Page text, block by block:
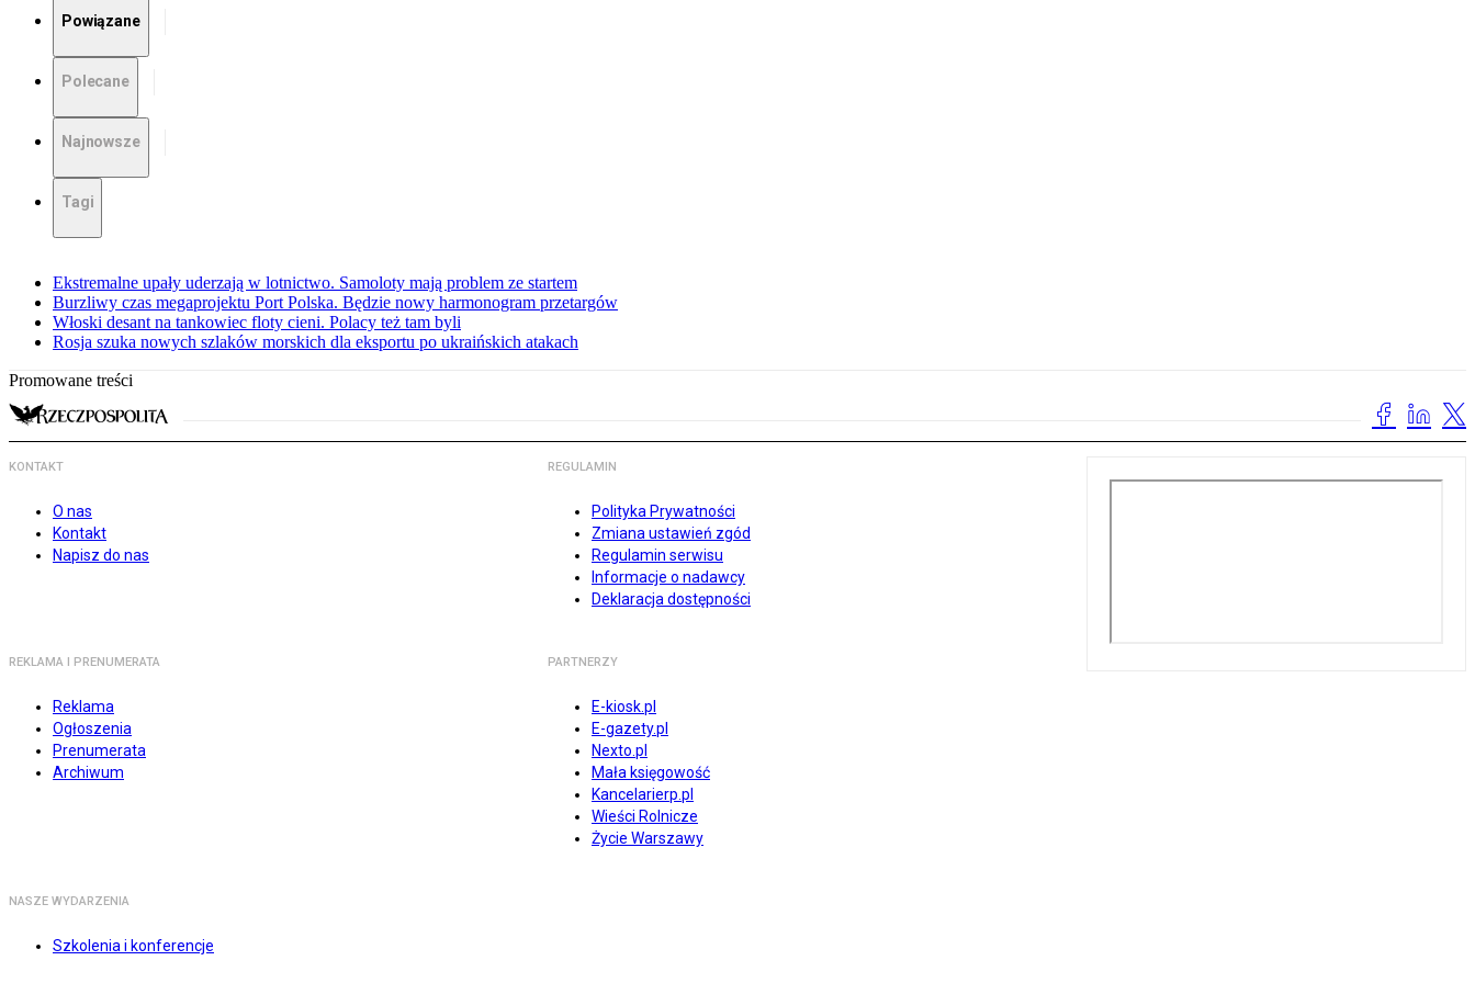
Powiązane
Polecane
Najnowsze
Tagi
Ekstremalne upały uderzają w lotnictwo. Samoloty mają problem ze startem
Burzliwy czas megaprojektu Port Polska. Będzie nowy harmonogram przetargów
Włoski desant na tankowiec floty cieni. Polacy też tam byli
Rosja szuka nowych szlaków morskich dla eksportu po ukraińskich atakach
Promowane treści
KONTAKT
O nas
Kontakt
Napisz do nas
REGULAMIN
Polityka Prywatności
Zmiana ustawień zgód
Regulamin serwisu
Informacje o nadawcy
Deklaracja dostępności
REKLAMA I PRENUMERATA
Reklama
Ogłoszenia
Prenumerata
Archiwum
PARTNERZY
E-kiosk.pl
E-gazety.pl
Nexto.pl
Mała księgowość
Kancelarierp.pl
Wieści Rolnicze
Życie Warszawy
NASZE WYDARZENIA
Szkolenia i konferencje